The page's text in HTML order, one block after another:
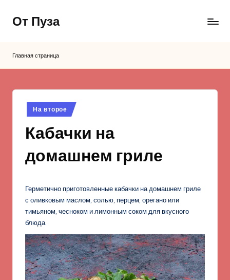
Перейти
содержимому
От Пуза
вкусные
Главная страница
Опубликовано
в
На второе
Кабачки на
домашнем гриле
Герметично приготовленные кабачки на домашнем гриле
с оливковым маслом, солью, перцем, орегано или
тимьяном, чесноком и лимонным соком для вкусного
блюда.